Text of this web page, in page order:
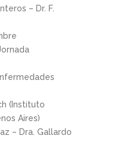
– Dr. F.
(Instituto
Aires)
– Dra. Gallardo